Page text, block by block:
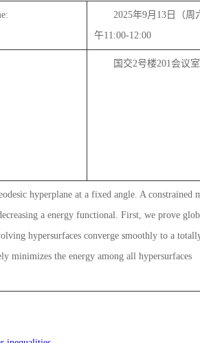
2025年9月13日（周
午11:00-12:00
国交2号楼201会议室
hyperplane at a fixed angle. A constrained
a energy functional. First, we prove
hypersurfaces converge smoothly to a
minimizes the energy among all hypersurfaces